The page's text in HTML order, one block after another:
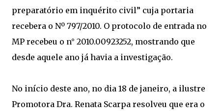
preparatório em inquérito civil” cuja portaria
recebera o Nº 797/2010. O protocolo de entrada no
MP recebeu o n° 2010.00923252, mostrando que
desde aquele ano já havia a investigação.
No início deste ano, no dia 18 de janeiro, a ilustre
Promotora Dra. Renata Scarpa resolveu que era o